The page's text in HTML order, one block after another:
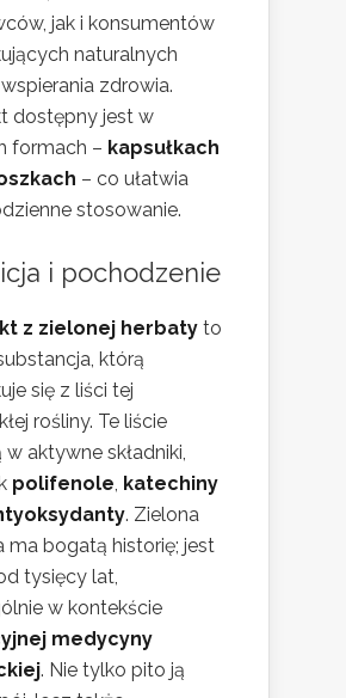
jak i konsumentów
naturalnych
zdrowia.
dostępny jest w
formach – kapsułkach
– co ułatwia
stosowanie.
i pochodzenie
z zielonej herbaty to
którą
się z liści tej
rośliny. Te liście
aktywne składniki,
polifenole, katechiny
. Zielona
ma bogatą historię; jest
tysięcy lat,
w kontekście
medycyny
. Nie tylko pito ją